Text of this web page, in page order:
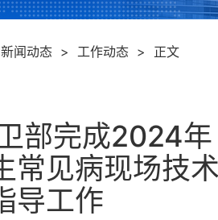
新闻动态 > 工作动态 > 正文
部完成2024年
常见病现场技
导工作